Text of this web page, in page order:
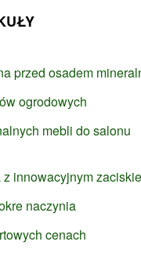
przed osadem
ogrodowych
mebli do salonu
innowacyjnym
naczynia
cenach